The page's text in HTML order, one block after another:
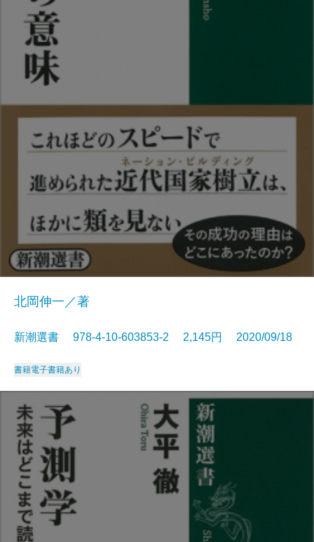
北岡伸一／著
新潮選書 978-4-10-603853-2 2,145円 2020/09/18
書籍電子書籍あり